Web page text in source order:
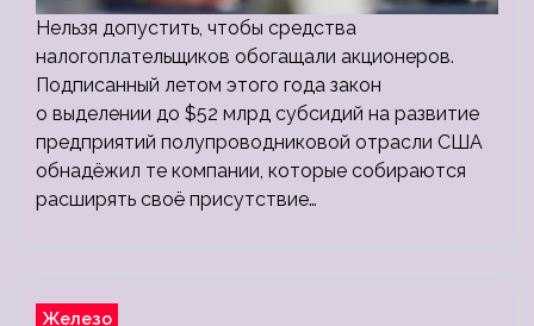
Нельзя допустить, чтобы средства
налогоплательщиков обогащали акционеров.
Подписанный летом этого года закон
о выделении до $52 млрд субсидий на развитие
предприятий полупроводниковой отрасли США
обнадёжил те компании, которые собираются
расширять своё присутствие…
Железо